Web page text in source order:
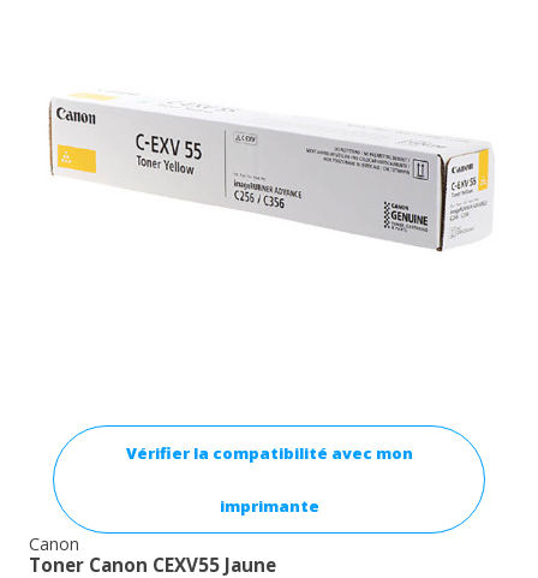
Vérifier la compatibilité avec mon
imprimante
Canon
Toner Canon CEXV55 Jaune